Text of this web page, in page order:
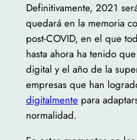
Definitivamente, 2021
quedará en la memoria
post-COVID, en el que
hasta ahora ha tenido
digital y el año de la
empresas que han
digitalmente para
normalidad.